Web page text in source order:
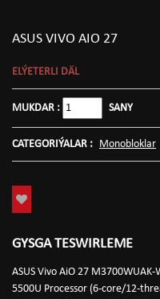
ASUS VIVO AIO 27
ELÝETERLI DÄL
MUKDAR : SANY
CATEGORIÝALAR : Monobloklar
GYSGA TESWIRLEME
ASUS Vivo AiO 27
5500U Processor (6-core/12-